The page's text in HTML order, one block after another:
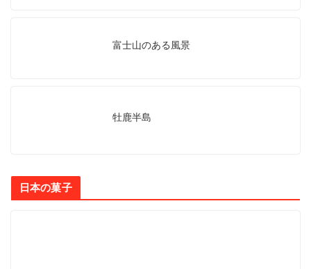
富士山のある風景
牡鹿半島
日本の菓子